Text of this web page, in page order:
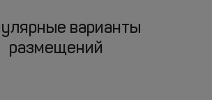
варианты
размещений